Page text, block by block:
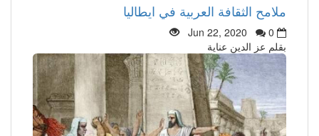
ملامح الثقافة العربية في ايطاليا
Jun 22, 2020
0
بقلم عز الدين عناية